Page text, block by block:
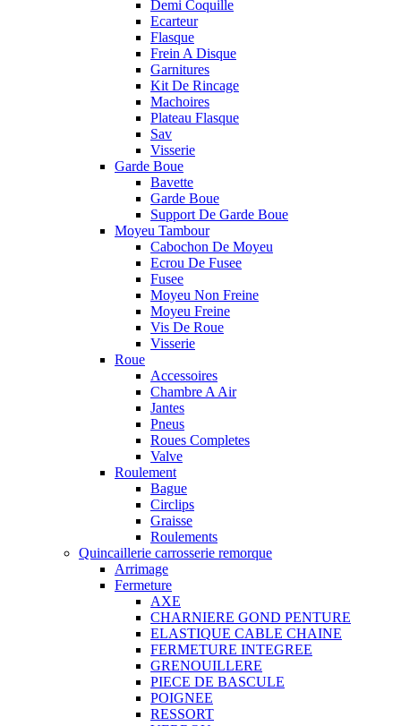
Demi Coquille
Ecarteur
Flasque
Frein A Disque
Garnitures
Kit De Rincage
Machoires
Plateau Flasque
Sav
Visserie
Garde Boue
Bavette
Garde Boue
Support De Garde Boue
Moyeu Tambour
Cabochon De Moyeu
Ecrou De Fusee
Fusee
Moyeu Non Freine
Moyeu Freine
Vis De Roue
Visserie
Roue
Accessoires
Chambre A Air
Jantes
Pneus
Roues Completes
Valve
Roulement
Bague
Circlips
Graisse
Roulements
Quincaillerie carrosserie remorque
Arrimage
Fermeture
AXE
CHARNIERE GOND PENTURE
ELASTIQUE CABLE CHAINE
FERMETURE INTEGREE
GRENOUILLERE
PIECE DE BASCULE
POIGNEE
RESSORT